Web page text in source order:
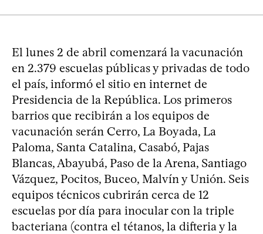
El lunes 2 de abril comenzará la vacunación
en 2.379 escuelas públicas y privadas de todo
el país, informó el sitio en internet de
Presidencia de la República. Los primeros
barrios que recibirán a los equipos de
vacunación serán Cerro, La Boyada, La
Paloma, Santa Catalina, Casabó, Pajas
Blancas, Abayubá, Paso de la Arena, Santiago
Vázquez, Pocitos, Buceo, Malvín y Unión. Seis
equipos técnicos cubrirán cerca de 12
escuelas por día para inocular con la triple
bacteriana (contra el tétanos, la difteria y la